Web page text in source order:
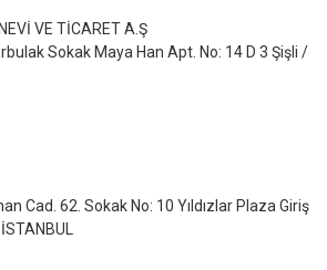
VE TİCARET A.Ş
Sokak Maya Han Apt. No: 14 D 3 Şişli /
Cad. 62. Sokak No: 10 Yıldızlar Plaza Giriş